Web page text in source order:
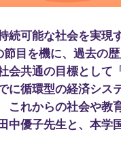
続可能な社会を実現
目を機に、過去の
会共通の目標として
に循環型の経済シス
れからの社会や教
優子先生と、本学